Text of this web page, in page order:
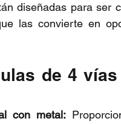
diseñadas para ser
las convierte en
de 4 vías
con metal: